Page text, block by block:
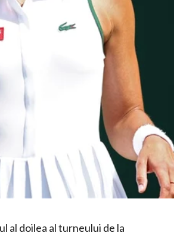
al doilea al turneului de la